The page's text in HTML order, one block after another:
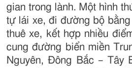
gian trong lành. Một hình
tự lái xe, đi đường bộ bằng
thuê xe, kết hợp nhiều
cung đường biển miền
Nguyên, Đông Bắc – Tây